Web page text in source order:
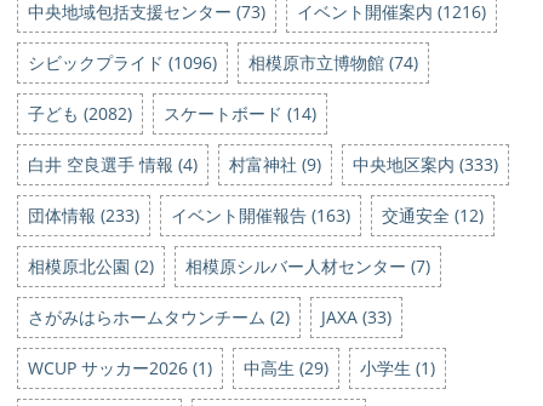
中央地域包括支援センター (73) イベント開催案内 (1216)
シビックプライド (1096) 相模原市立博物館 (74)
子ども (2082) スケートボード (14)
白井 空良選手 情報 (4) 村富神社 (9) 中央地区案内 (333)
団体情報 (233) イベント開催報告 (163) 交通安全 (12)
相模原北公園 (2) 相模原シルバー人材センター (7)
さがみはらホームタウンチーム (2) JAXA (33)
WCUP サッカー2026 (1) 中高生 (29) 小学生 (1)